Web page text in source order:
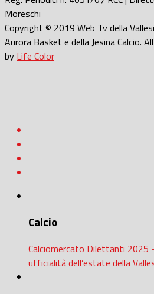
Moreschi
Copyright © 2019 Web Tv della
Aurora Basket e della Jesina Calcio.
by Life Color
Calcio
Calciomercato Dilettanti
ufficialità dell’estate della